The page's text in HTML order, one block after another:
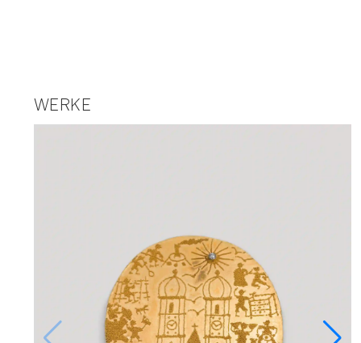
WERKE